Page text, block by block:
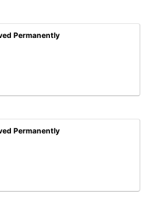
Permanently
Permanently